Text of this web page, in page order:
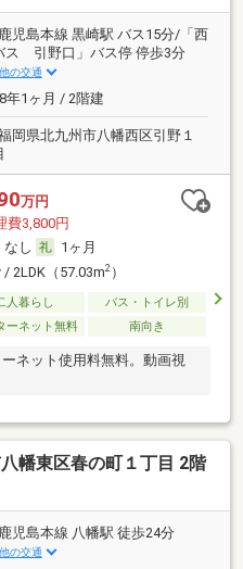
鹿児島本線 黒崎駅 バス15分/「西
ス 引野口」バス停 停歩3分
の交通
年1ヶ月 / 2階建
岡県北九州市八幡西区引野１
万円
費3,800円
なし
1ヶ月
/ 2LDK（57.03m2）
人暮らし
バス・トイレ別
ーネット無料 南向き
ネット使用料無料。動画視
幡東区春の町１丁目 2階
鹿児島本線 八幡駅 徒歩24分
の交通